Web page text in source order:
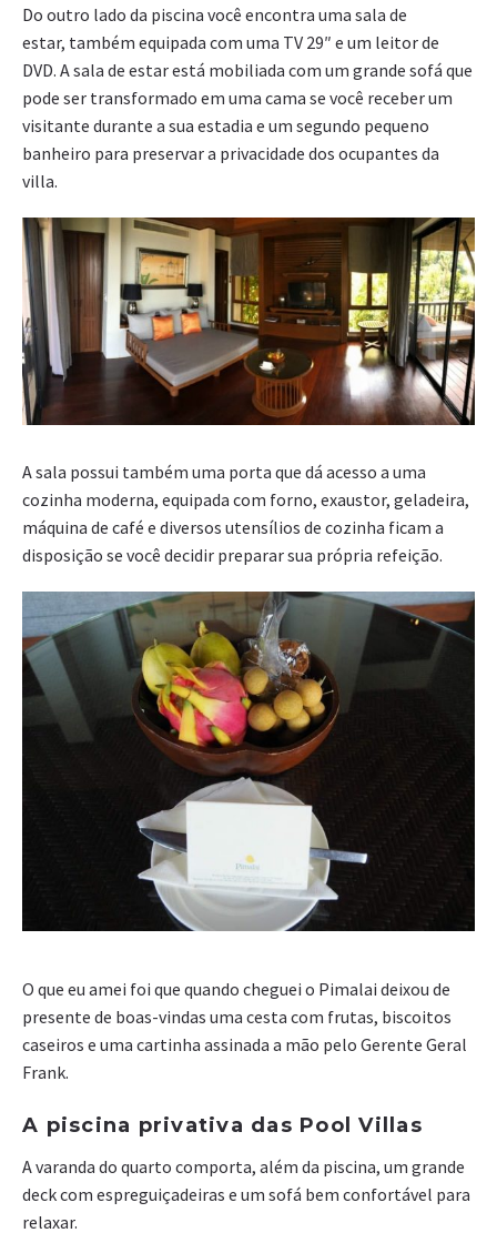
Do outro lado da piscina você encontra uma sala de
estar, também equipada com uma TV 29″ e um leitor de
DVD. A sala de estar está mobiliada com um grande sofá que
pode ser transformado em uma cama se você receber um
visitante durante a sua estadia e um segundo pequeno
banheiro para preservar a privacidade dos ocupantes da
villa.
A sala possui também uma porta que dá acesso a uma
cozinha moderna, equipada com forno, exaustor, geladeira,
máquina de café e diversos utensílios de cozinha ficam a
disposição se você decidir preparar sua própria refeição.
O que eu amei foi que quando cheguei o Pimalai deixou de
presente de boas-vindas uma cesta com frutas, biscoitos
caseiros e uma cartinha assinada a mão pelo Gerente Geral
Frank.
A piscina privativa das Pool Villas
A varanda do quarto comporta, além da piscina, um grande
deck com espreguiçadeiras e um sofá bem confortável para
relaxar.